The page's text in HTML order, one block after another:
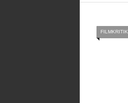
FILMKRITIK